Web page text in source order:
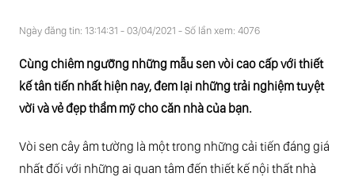
Ngày đăng tin: 13:14:31 - 03/04/2021 - Số lần xem: 4076
Cùng chiêm ngưỡng những mẫu sen vòi cao cấp với thiết
kế tân tiến nhất hiện nay, đem lại những trải nghiệm tuyệt
vời và vẻ đẹp thẩm mỹ cho căn nhà của bạn.
Vòi sen cây âm tường là một trong những cải tiến đáng giá
nhất đối với những ai quan tâm đến thiết kế nội thất nhà